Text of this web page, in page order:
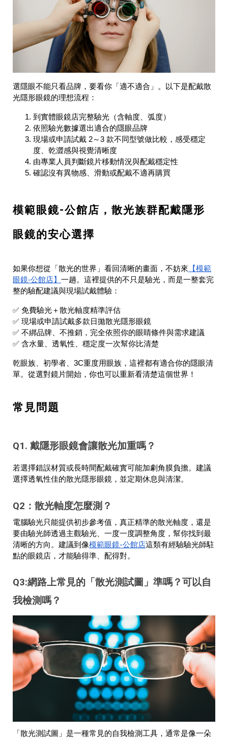
選隱眼不能只看品牌，要看你「適不適合」。以下是配戴散
光隱形眼鏡的理想流程：
到實體眼鏡店完整驗光（含軸度、弧度）
依照驗光數據選出適合的隱眼品牌
現場或申請試戴 2～3 款不同型號做比較，感受穩定
度、乾澀感與視覺清晰度
由專業人員判斷鏡片移動情況與配戴穩定性
確認沒有異物感、滑動或配戴不適再購買
模範眼鏡-公館店，散光族群配戴隱形
眼鏡的安心選擇
如果你想從「散光的世界」看回清晰的畫面，不妨來
【模範
眼鏡‑公館店】 一趟。這裡提供的不只是驗光，而是一整套完
整的驗配建議與現場試戴體驗：
✅ 免費驗光＋散光軸度精準評估
✅ 現場或申請試戴多款日拋散光隱形眼鏡
✅ 不綁品牌、不推銷，完全依照你的眼睛條件與需求建議
✅ 含水量、透氧性、穩定度一次幫你比清楚
乾眼族、初學者、3C重度用眼族，這裡都有適合你的隱眼清
單。從選對鏡片開始，你也可以重新看清楚這個世界！
常見問題
Q1. 戴隱形眼鏡會讓散光加重嗎？
若選擇錯誤材質或長時間配戴確實可能加劇角膜負擔。建議
選擇透氧性佳的散光隱形眼鏡，並定期休息與清潔。
Q2：散光軸度怎麼測？
電腦驗光只能提供初步參考值，真正精準的散光軸度，還是
要由驗光師透過主觀驗光、一度一度調整角度，幫你找到最
清晰的方向。建議到像模範眼鏡-公館店這類有經驗驗光師駐
點的眼鏡店，才能驗得準、配得對。
Q3:網路上常見的「散光測試圖」準嗎？可以自
我檢測嗎？
「散光測試圖」是一種常見的自我檢測工具，通常是像一朵